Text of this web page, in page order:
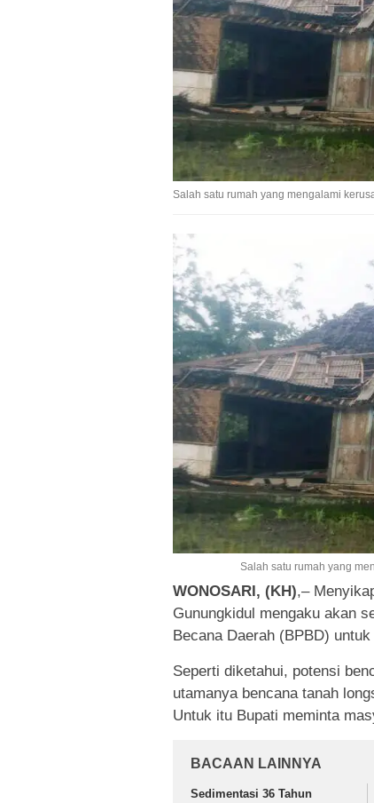
Salah satu rumah yang mengalami
Salah satu rumah yang
WONOSARI, (KH),–
Gunungkidul mengaku akan
Becana Daerah (BPBD)
Seperti diketahui, potensi
utamanya bencana tanah
Untuk itu Bupati meminta
BACAAN LAINNYA
Sedimentasi 36 Tahun